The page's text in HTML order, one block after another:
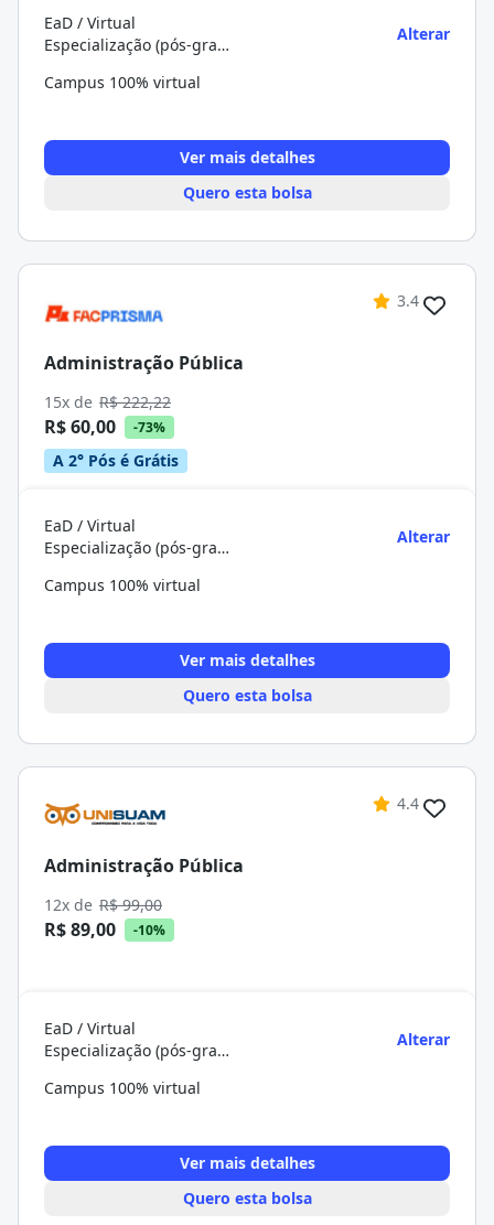
EaD / Virtual
Especialização (pós-graduação)
Alterar
Campus 100% virtual
Ver mais detalhes
Quero esta bolsa
3.4
Administração Pública
15x de R$ 222,22
R$ 60,00 -73%
A 2° Pós é Grátis
EaD / Virtual
Especialização (pós-graduação)
Alterar
Campus 100% virtual
Ver mais detalhes
Quero esta bolsa
4.4
Administração Pública
12x de R$ 99,00
R$ 89,00 -10%
EaD / Virtual
Especialização (pós-graduação)
Alterar
Campus 100% virtual
Ver mais detalhes
Quero esta bolsa